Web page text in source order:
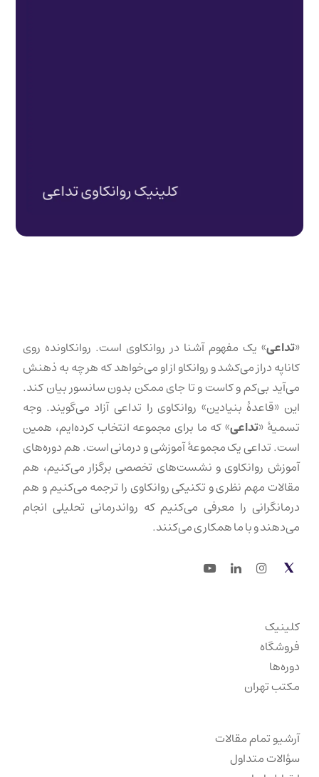
«تداعی» یک مفهوم آشنا در روانکاوی است. روانکاونده روی
کاناپه دراز می‌کشد و روانکاو از او می‌خواهد که هر چه به ذهنش
می‌آید بی‌کم و کاست و تا جای ممکن بدون سانسور بیان کند.
این «قاعدهٔ بنیادین» روانکاوی را تداعی آزاد می‌گویند. وجه
تسمیهٔ «تداعی» که ما برای مجموعه انتخاب کرده‌ایم، همین
است. تداعی یک مجموعهٔ آموزشی و درمانی است. هم دوره‌های
آموزش روانکاوی و نشست‌های تخصصی برگزار می‌کنیم، هم
مقالات مهم نظری و تکنیکی روانکاوی را ترجمه می‌کنیم و هم
درمانگرانی را معرفی می‌کنیم که رواندرمانی تحلیلی انجام
می‌دهند و با ما همکاری می‌کنند.
Twitter
Instagram
LinkedIn
Youtube
کلینیک
فروشگاه
دوره‌ها
مکتب تهران
آرشیو تمام مقالات
سؤالات متداول